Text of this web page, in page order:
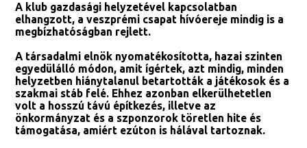
A klub gazdasági helyzetével kapcsolatban
elhangzott, a veszprémi csapat hívóereje mindig is a
megbízhatóságban rejlett.
A társadalmi elnök nyomatékosította, hazai szinten
egyedülálló módon, amit ígértek, azt mindig, minden
helyzetben hiánytalanul betartották a játékosok és a
szakmai stáb felé. Ehhez azonban elkerülhetetlen
volt a hosszú távú építkezés, illetve az
önkormányzat és a szponzorok töretlen hite és
támogatása, amiért ezúton is hálával tartoznak.